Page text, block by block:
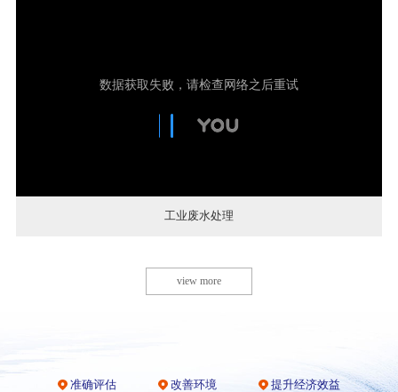
工业废水处理
view more
准确评估 改善环境 提升经济效益